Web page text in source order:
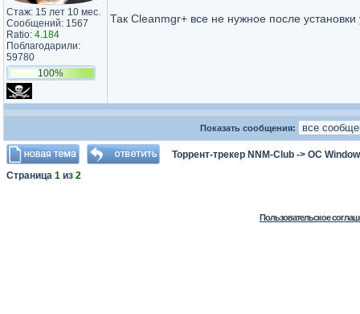
Стаж: 15 лет 10 мес.
Сообщений: 1567
Ratio: 4.184
Поблагодарили:
59780
100%
Так Cleanmgr+ все не нужное после установки
Показать сообщения:
Торрент-трекер NNM-Club -> ОС
Страница 1 из 2
Пользовательское